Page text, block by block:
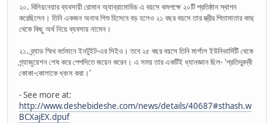
২০. বিলিয়নেয়ার ব্যবসায়ী রোমান অ্যাব্রামোভিচ এ বয়সে কমপক্ষে ২০টি প্রতিষ্ঠান স্থাপন
করেছিলেন। তিনি একজন অনাথ শিশু হিসেবে বড় হলেও ২১ বছর বয়সে তার স্ত্রীর পিতামাতার কাছ
থেকে কিছু অর্থ নিয়ে ব্যবসায় নামেন।
২১. ব্র্যাড স্মিথ বর্তমানে ইনটুইট-এর সিইও। তবে ২৫ বছর বয়সে তিনি মার্শাল ইউনিভার্সিটি থেকে
গ্র্যাজুয়েশন শেষ করে পেপসিতে জয়েন করেন। এ সময় তার একটিই ধ্যানজ্ঞান ছিল- 'প্রতিদ্বন্দ্বী
কোকা-কোলাকে ধ্বংস করা।'
- See more at:
http://www.deshebideshe.com/news/details/40687#sthash.w
BCXajEX.dpuf